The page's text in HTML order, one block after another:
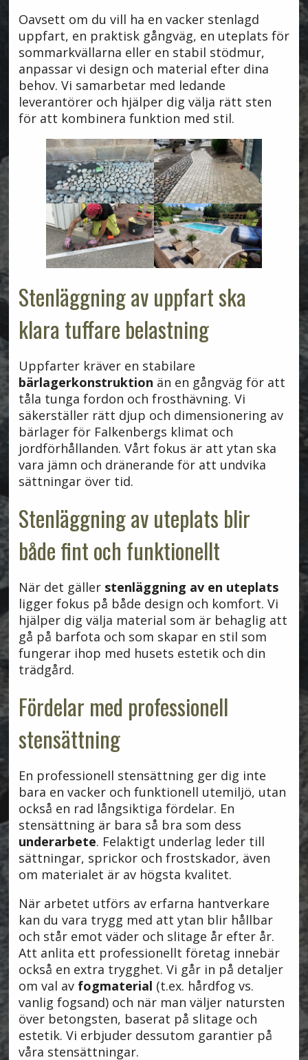
Oavsett om du vill ha en vacker stenlagd
uppfart, en praktisk gångväg, en uteplats för
sommarkvällarna eller en stabil stödmur,
anpassar vi design och material efter dina
behov. Vi samarbetar med ledande
leverantörer och hjälper dig välja rätt sten
för att kombinera funktion med stil.
Stenläggning av uppfart ska
klara tuffare belastning
Uppfarter kräver en stabilare
bärlagerkonstruktion än en gångväg för att
tåla tunga fordon och frosthävning. Vi
säkerställer rätt djup och dimensionering av
bärlager för Falkenbergs klimat och
jordförhållanden. Vårt fokus är att ytan ska
vara jämn och dränerande för att undvika
sättningar över tid.
Stenläggning av uteplats blir
både fint och funktionellt
När det gäller stenläggning av en uteplats
ligger fokus på både design och komfort. Vi
hjälper dig välja material som är behaglig att
gå på barfota och som skapar en stil som
fungerar ihop med husets estetik och din
trädgård.
Fördelar med professionell
stensättning
En professionell stensättning ger dig inte
bara en vacker och funktionell utemiljö, utan
också en rad långsiktiga fördelar. En
stensättning är bara så bra som dess
underarbete. Felaktigt underlag leder till
sättningar, sprickor och frostskador, även
om materialet är av högsta kvalitet.
När arbetet utförs av erfarna hantverkare
kan du vara trygg med att ytan blir hållbar
och står emot väder och slitage år efter år.
Att anlita ett professionellt företag innebär
också en extra trygghet. Vi går in på detaljer
om val av fogmaterial (t.ex. hårdfog vs.
vanlig fogsand) och när man väljer natursten
över betongsten, baserat på slitage och
estetik. Vi erbjuder dessutom garantier på
våra stensättningar.